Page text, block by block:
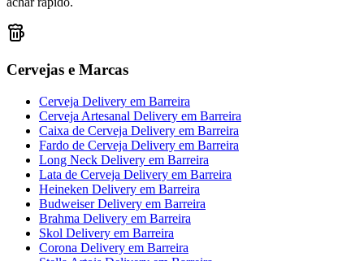
Cervejas e Marcas
Cerveja Delivery em Barreira
Cerveja Artesanal Delivery em Barreira
Caixa de Cerveja Delivery em Barreira
Fardo de Cerveja Delivery em Barreira
Long Neck Delivery em Barreira
Lata de Cerveja Delivery em Barreira
Heineken Delivery em Barreira
Budweiser Delivery em Barreira
Brahma Delivery em Barreira
Skol Delivery em Barreira
Corona Delivery em Barreira